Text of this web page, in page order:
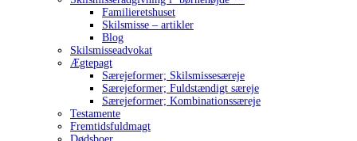
Familieretshuset
Skilsmisse – artikler
Blog
Skilsmisseadvokat
Ægtepagt
Særejeformer; Skilsmissesæreje
Særejeformer; Fuldstændigt særeje
Særejeformer; Kombinationssæreje
Testamente
Fremtidsfuldmagt